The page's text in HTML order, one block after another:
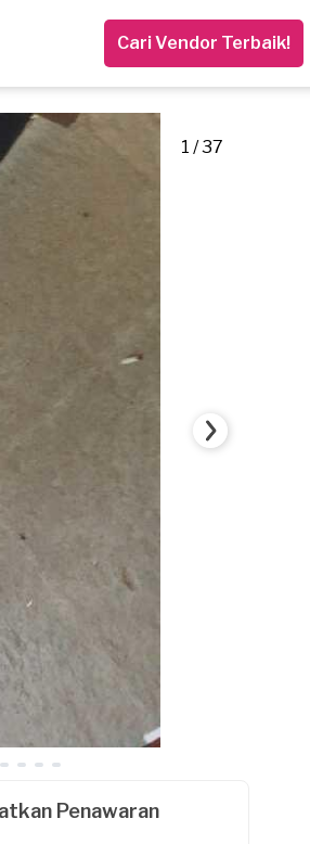
Cari Vendor Terbaik!
1 / 37
Penawaran